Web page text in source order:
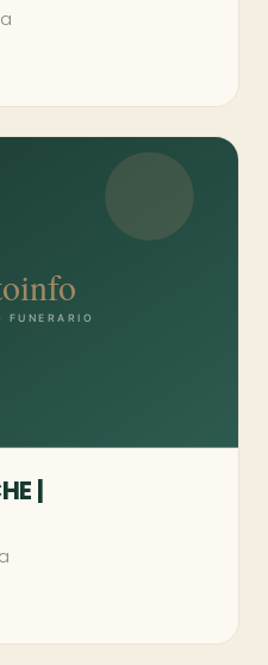
|